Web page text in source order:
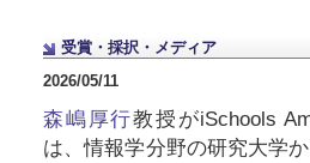
受賞・採択・メディア
2026/05/11
森嶋厚行教授がiSchools
は、情報学分野の研究大学